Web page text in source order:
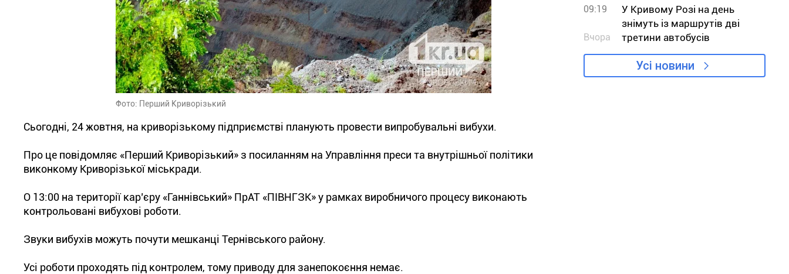
Фото: Перший Криворізький
Сьогодні, 24 жовтня, на криворізькому підприємстві планують провести випробувальні вибухи.
Про це повідомляє «Перший Криворізький» з посиланням на Управління преси та внутрішньої політики
виконкому Криворізької міськради.
О 13:00 на території кар’єру «Ганнівський» ПрАТ «ПІВНГЗК» у рамках виробничого процесу виконають
контрольовані вибухові роботи.
Звуки вибухів можуть почути мешканці Тернівського району.
Усі роботи проходять під контролем, тому приводу для занепокоєння немає.
09:19
Вчора
У Кривому Розі на день
знімуть із маршрутів дві
третини автобусів
Усі новини